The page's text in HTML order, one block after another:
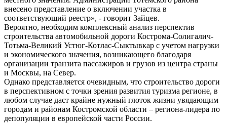
внесено представление о включении участка в
соответствующий реестр», - говорит Зайцев.
Вероятно, необходим комплексный анализ перспектив
строительства автомобильной дороги Кострома-Солигалич-
Тотьма-Великий Устюг-Котлас-Сыктывкар с учетом нагрузки
и экономического значения, возникающего благодаря
организации транзита пассажиров и грузов из центра страны
и Москвы, на Север.
Однако представляется очевидным, что строительство дороги
в перспективном с точки зрения развития туризма регионе, в
любом случае даст крайне нужный глоток жизни увядающим
городам и районам Костромской области – региона-лидера по
депопуляции в европейской части России.